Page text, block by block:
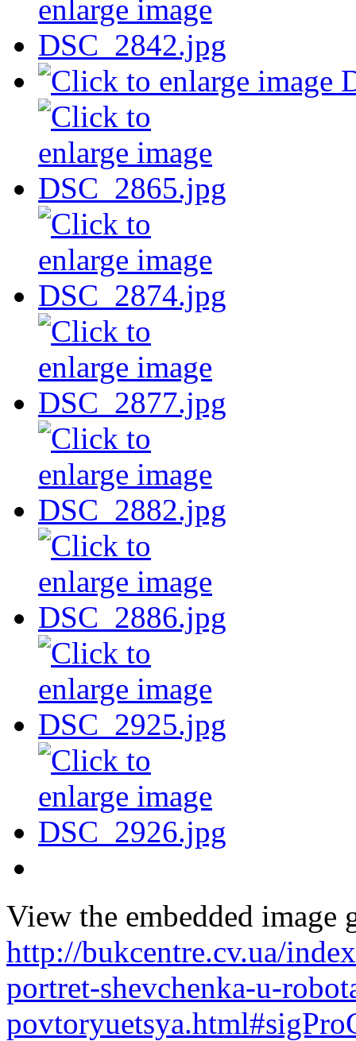
View the embedded image
http://bukcentre.cv.ua/
portret-shevchenka-u-